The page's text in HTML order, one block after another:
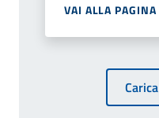
VAI ALLA PAGINA